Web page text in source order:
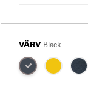
VÄRV Black